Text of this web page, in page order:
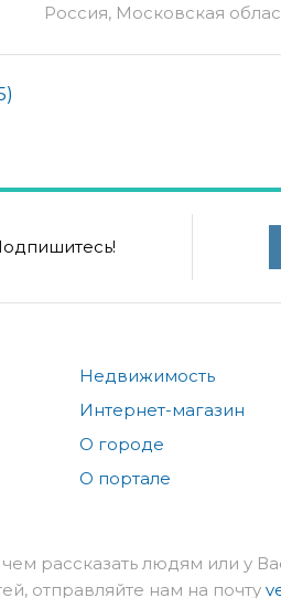
Россия, Московская
)
Недвижимость
Интернет-магазин
О городе
О портале
рассказать людям или у
отправляйте нам на почту